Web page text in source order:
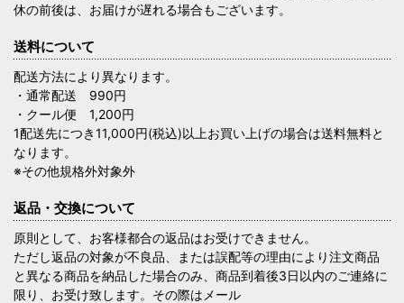
休の前後は、お届けが遅れる場合もございます。
送料について
配送方法により異なります。
・通常配送 990円
・クール便 1,200円
1配送先につき11,000円(税込)以上お買い上げの場合は送料無料と
なります。
※その他規格外対象外
返品・交換について
原則として、お客様都合の返品はお受けできません。
ただし返品の対象が不良品、または誤配等の理由により注文商品
と異なる商品を納品した場合のみ、商品到着後3日以内のご連絡に
限り、お受け致します。その際はメール